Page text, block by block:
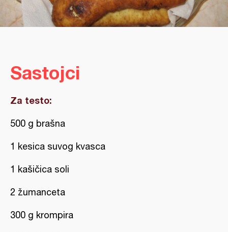
Sastojci
Za testo:
500 g brašna
1 kesica suvog kvasca
1 kašičica soli
2 žumanceta
300 g krompira